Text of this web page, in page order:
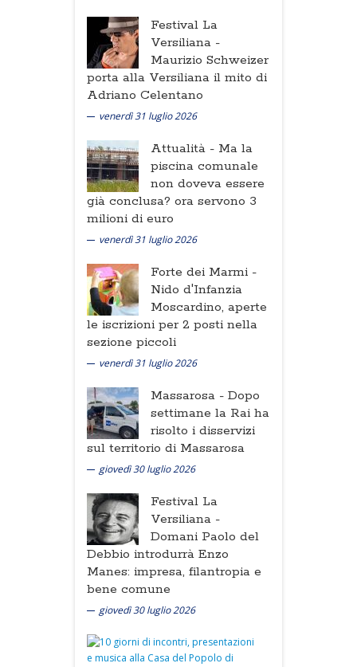
Festival La
Versiliana -
Maurizio Schweizer
porta alla Versiliana il mito di
Adriano Celentano
venerdì 31 luglio 2026
Attualità - Ma la
piscina comunale
non doveva essere
già conclusa? ora servono 3
milioni di euro
venerdì 31 luglio 2026
Forte dei Marmi -
Nido d'Infanzia
Moscardino, aperte
le iscrizioni per 2 posti nella
sezione piccoli
venerdì 31 luglio 2026
Massarosa - Dopo
settimane la Rai ha
risolto i disservizi
sul territorio di Massarosa
giovedì 30 luglio 2026
Festival La
Versiliana -
Domani Paolo del
Debbio introdurrà Enzo
Manes: impresa, filantropia e
bene comune
giovedì 30 luglio 2026